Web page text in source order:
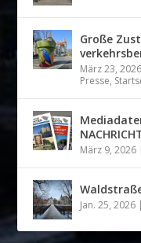
Große
März 23, 2026
Presse,
März 9, 2026
Jan. 25, 2026 |